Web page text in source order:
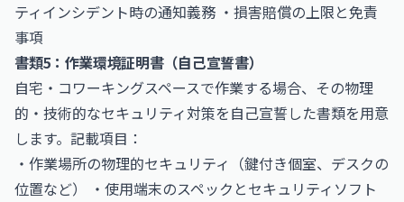
ティインシデント時の通知義務 ・損害賠償の上限と免責
事項
書類5：作業環境証明書（自己宣誓書）
自宅・コワーキングスペースで作業する場合、その物理
的・技術的なセキュリティ対策を自己宣誓した書類を用意
します。記載項目：
・作業場所の物理的セキュリティ（鍵付き個室、デスクの
位置など） ・使用端末のスペックとセキュリティソフト